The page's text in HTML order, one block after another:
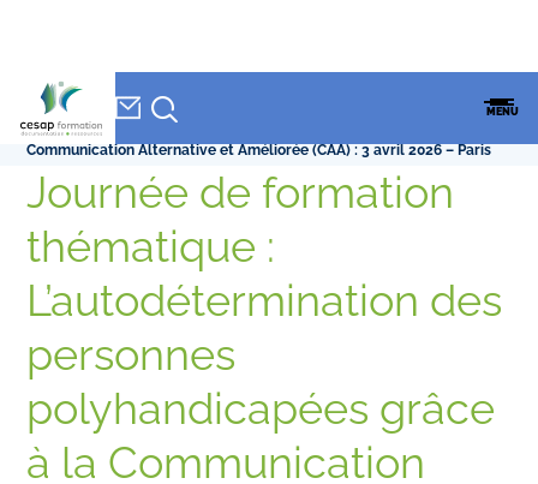
FORMATION
MENU
Accueil»
L’autodétermination des personnes polyhandicapées grâce à la
Communication Alternative et Améliorée (CAA) : 3 avril 2026 – Paris
Journée de formation
thématique :
L’autodétermination des
personnes
polyhandicapées grâce
à la Communication